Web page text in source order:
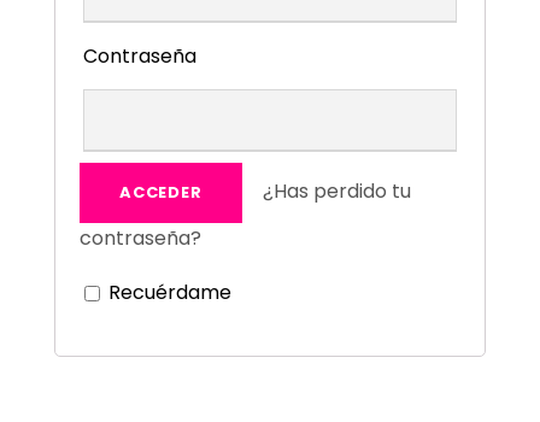
Contraseña
¿Has perdido tu
contraseña?
Recuérdame